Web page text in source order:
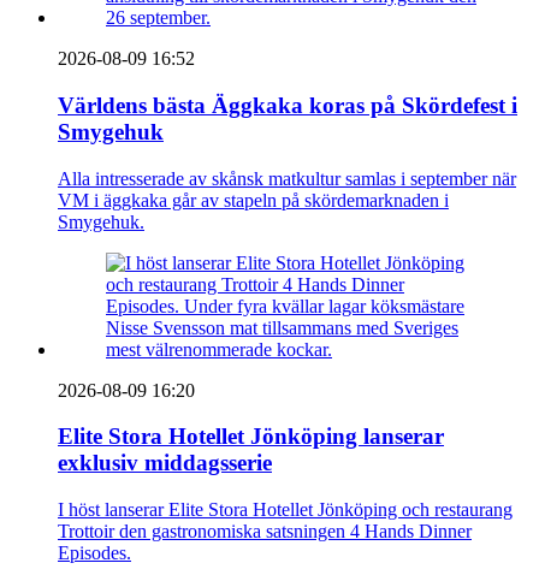
2026-08-09 16:52
Världens bästa Äggkaka koras på Skördefest i
Smygehuk
Alla intresserade av skånsk matkultur samlas i september när
VM i äggkaka går av stapeln på skördemarknaden i
Smygehuk.
2026-08-09 16:20
Elite Stora Hotellet Jönköping lanserar
exklusiv middagsserie
I höst lanserar Elite Stora Hotellet Jönköping och restaurang
Trottoir den gastronomiska satsningen 4 Hands Dinner
Episodes.